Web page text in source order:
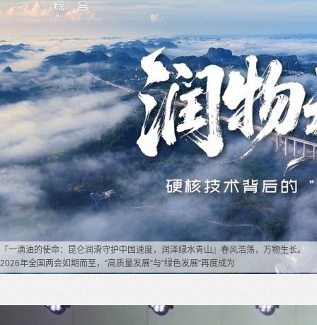
『一滴油的使命：昆仑润滑守护中国速度，润泽绿水青山』春风浩荡，万物生长。
2026年全国两会如期而至，“高质量发展”与“绿色发展”再度成为